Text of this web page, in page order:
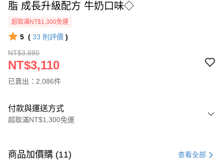
脂 成長升級配方 牛奶口味◇
超取滿NT$1,300免運
5 ( 33 則評價 )
NT$3,880
NT$3,110
已賣出：2,086件
付款與運送方式
超取滿NT$1,300免運
信用卡一次付款
商品加價購 (11) 查看全部